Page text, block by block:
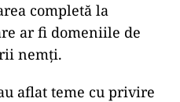
completă la
ar fi domeniile de
nemți.
aflat teme cu privire